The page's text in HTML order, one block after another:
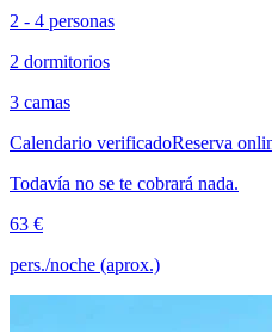
2 - 4 personas
2 dormitorios
3 camas
Calendario verificadoReserva
Todavía no se te cobrará nada.
63 €
pers./noche (aprox.)